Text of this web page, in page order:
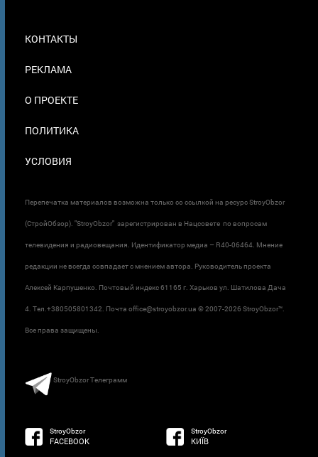
В
КОНТАКТЫ
РЕКЛАМА
О ПРОЕКТЕ
ПОЛИТИКА
УСЛОВИЯ
Перепечатка материалов возможна только со ссылкой на ресурс StroyObzor
(СтройОбзор). "StroyObzor" зарегистрирован в Нацсовете по вопросам
телевидения и радиовещания. Идентификатор медиа – R40-06464. Мнение
редакции не всегда совпадает с мнением автора. Руководитель проекта
Алексей Карпушенко. Почтовый индекс 61165 г. Харьков ул. Шатилова Дача
4. Тел.+380505801342. Почта office@stroyobzor.ua © 2007-2026 StroyObzor™.
Все права защищены.
StroyObzor Телеграмм
StroyObzor
FACEBOOK
StroyObzor
КИЇВ